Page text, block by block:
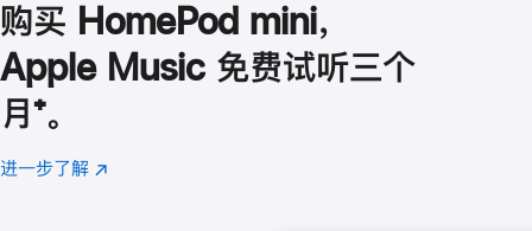
购买 HomePod mini，
Apple Music 免费试听三个
月 脚
注
⁺。
进一步了解 Apple
(在